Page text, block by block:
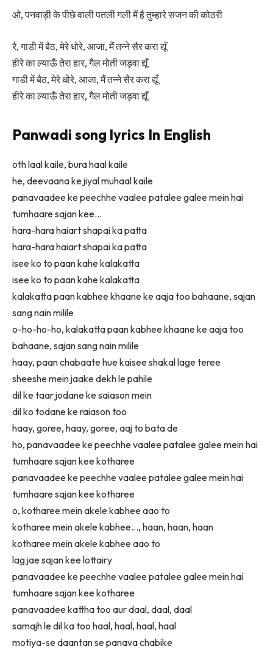
ओ, पनवाड़ी के पीछे वाली पतली गली में है तुम्हारे सजन की कोठरी
रै, गाडी में बैठ, मेरे धोरे, आजा, मैं तन्ने सैर करा द्यूँ
हीरे का ल्याऊँ तेरा हार, गैल मोती जड़वा द्यूँ
गाडी में बैठ, मेरे धोरे, आजा, मैं तन्ने सैर करा द्यूँ
हीरे का ल्याऊँ तेरा हार, गैल मोती जड़वा द्यूँ
Panwadi song lyrics In English
oth laal kaile, bura haal kaile
he, deevaana ke jiyal muhaal kaile
panavaadee ke peechhe vaalee patalee galee mein hai
tumhaare sajan kee…
hara-hara haiart shapai ka patta
hara-hara haiart shapai ka patta
isee ko to paan kahe kalakatta
isee ko to paan kahe kalakatta
kalakatta paan kabhee khaane ke aaja too bahaane, sajan
sang nain milile
o-ho-ho-ho, kalakatta paan kabhee khaane ke aaja too
bahaane, sajan sang nain milile
haay, paan chabaate hue kaisee shakal lage teree
sheeshe mein jaake dekh le pahile
dil ke taar jodane ke saiason mein
dil ko todane ke raiason too
haay, goree, haay, goree, aaj to bata de
ho, panavaadee ke peechhe vaalee patalee galee mein hai
tumhaare sajan kee kotharee
panavaadee ke peechhe vaalee patalee galee mein hai
tumhaare sajan kee kotharee
o, kotharee mein akele kabhee aao to
kotharee mein akele kabhee…, haan, haan, haan
kotharee mein akele kabhee aao to
lag jae sajan kee lottairy
panavaadee ke peechhe vaalee patalee galee mein hai
tumhaare sajan kee kotharee
panavaadee kattha too aur daal, daal, daal
samajh le dil ka too haal, haal, haal, haal
motiya-se daantan se panava chabike